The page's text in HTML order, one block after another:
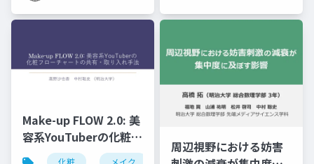
University)
Make-up FLOW 2.0: 美
容系YouTuberの化粧フ
ローチャートの共有・
化粧 メイク 化粧工程 フローチャート
周辺視野における妨害